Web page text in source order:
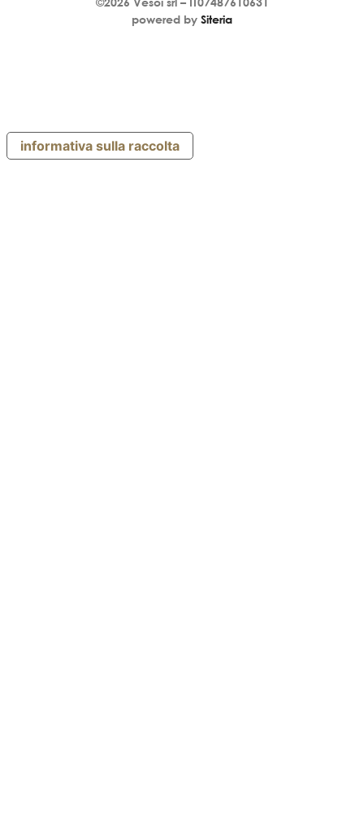
powered by Siteria
informativa sulla raccolta